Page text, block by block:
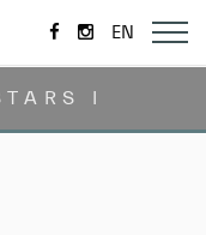
https://de-
https://
EN
I